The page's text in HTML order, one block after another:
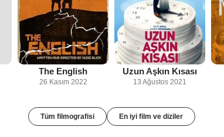
The English
26 Kasım 2022
Uzun Aşkın Kısası
13 Ağustos 2021
Tüm filmografisi En iyi film ve diziler